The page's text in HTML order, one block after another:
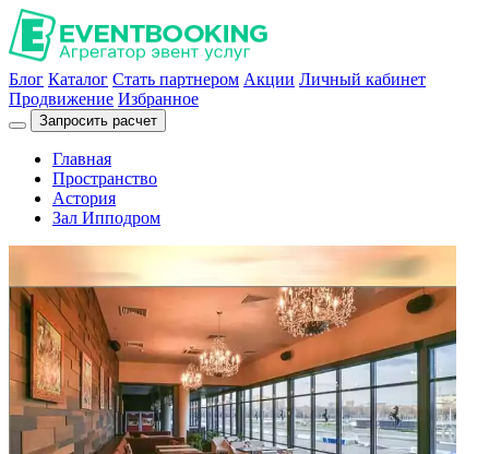
Блог Каталог Стать партнером Акции Личный кабинет
Продвижение Избранное
Запросить расчет
Главная
Пространство
Астория
Зал Ипподром